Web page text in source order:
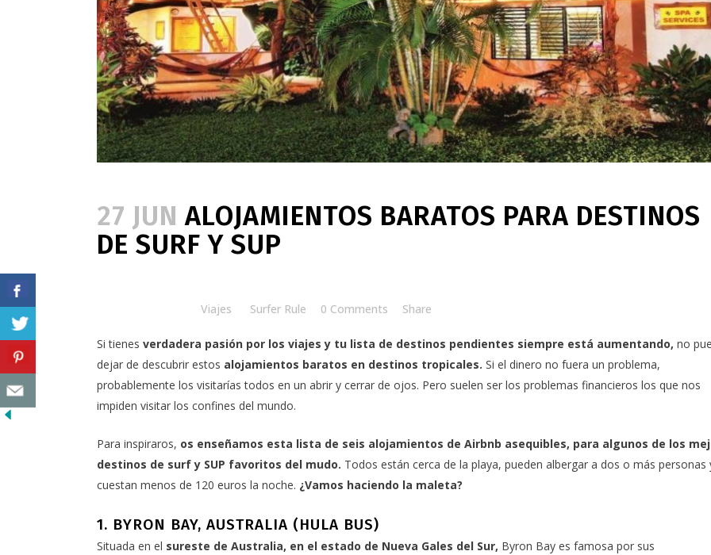
27 JUN ALOJAMIENTOS BARATOS PARA DESTINOS
DE SURF Y SUP
Viajes Surfer Rule 0 Comments Share
Si tienes verdadera pasión por los viajes y tu lista de destinos pendientes siempre está aumentando, no
dejar de descubrir estos alojamientos baratos en destinos tropicales. Si el dinero no fuera un problema,
probablemente los visitarías todos en un abrir y cerrar de ojos. Pero suelen ser los problemas financieros los que nos
impiden visitar los confines del mundo.
Para inspiraros, os enseñamos esta lista de seis alojamientos de Airbnb asequibles, para algunos de los
destinos de surf y SUP favoritos del mudo. Todos están cerca de la playa, pueden albergar a dos o más personas
cuestan menos de 120 euros la noche. ¿Vamos haciendo la maleta?
1. BYRON BAY, AUSTRALIA (HULA BUS)
Situada en el sureste de Australia, en el estado de Nueva Gales del Sur, Byron Bay es famosa por sus